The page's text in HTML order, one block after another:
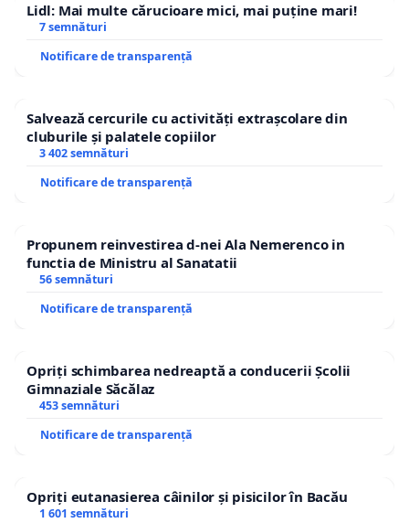
Lidl: Mai multe cărucioare mici, mai puține mari!
7 semnături
Notificare de transparență
Salvează cercurile cu activități extrașcolare din
cluburile și palatele copiilor
3 402 semnături
Notificare de transparență
Propunem reinvestirea d-nei Ala Nemerenco in
functia de Ministru al Sanatatii
56 semnături
Notificare de transparență
Opriți schimbarea nedreaptă a conducerii Școlii
Gimnaziale Săcălaz
453 semnături
Notificare de transparență
Opriți eutanasierea câinilor și pisicilor în Bacău
1 601 semnături